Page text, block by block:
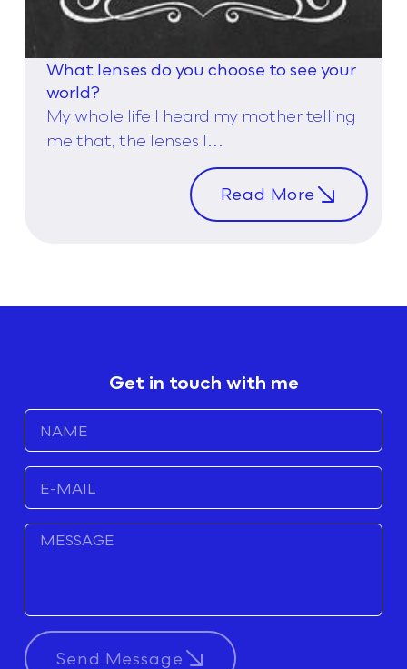
What lenses do you choose to see your
world?
My whole life I heard my mother telling
me that, the lenses I...
Read More
Get in touch with me
Send Message